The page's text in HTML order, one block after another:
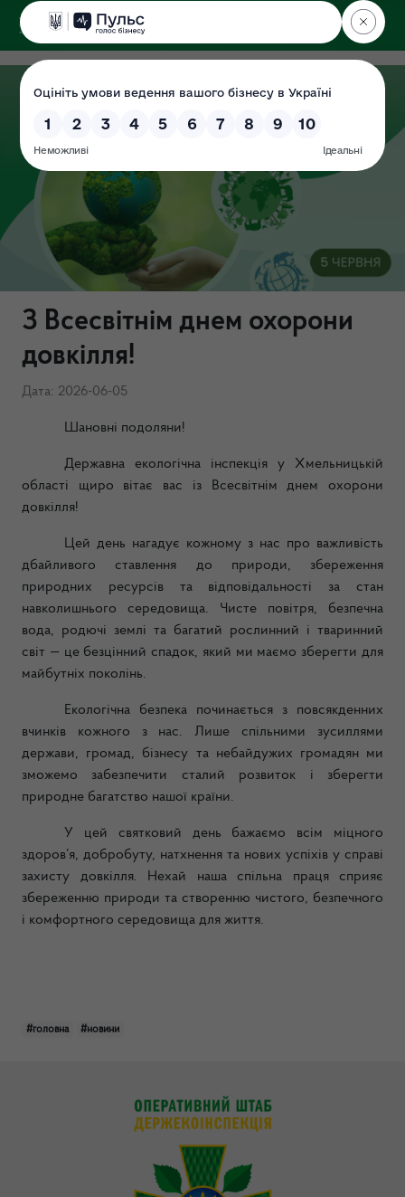
ДЕРЖЕКОІНСПЕКЦІЯ
у Хмельницькій області
З Всесвітнім днем охорони
довкілля!
Дата: 2026-06-05
Шановні подоляни!
Державна екологічна інспекція у Хмельницькій
області щиро вітає вас із Всесвітнім днем охорони
довкілля!
Цей день нагадує кожному з нас про важливість
дбайливого ставлення до природи, збереження
природних ресурсів та відповідальності за стан
навколишнього середовища. Чисте повітря, безпечна
вода, родючі землі та багатий рослинний і тваринний
світ — це безцінний спадок, який ми маємо зберегти для
майбутніх поколінь.
Екологічна безпека починається з повсякденних
вчинків кожного з нас. Лише спільними зусиллями
держави, громад, бізнесу та небайдужих громадян ми
зможемо забезпечити сталий розвиток і зберегти
природне багатство нашої країни.
У цей святковий день бажаємо всім міцного
здоров’я, добробуту, натхнення та нових успіхів у справі
захисту довкілля. Нехай наша спільна праця сприяє
збереженню природи та створенню чистого, безпечного
і комфортного середовища для життя.
#головна #новини